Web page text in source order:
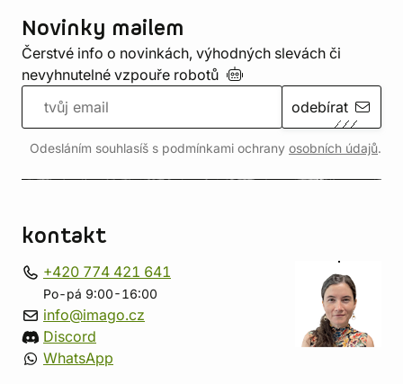
Novinky mailem
Čerstvé info o novinkách, výhodných slevách či
nevyhnutelné vzpouře robotů
odebírat
Odesláním souhlasíš s podmínkami ochrany osobních údajů.
kontakt
+420 774 421 641
Po-pá 9:00-16:00
info@imago.cz
Discord
WhatsApp